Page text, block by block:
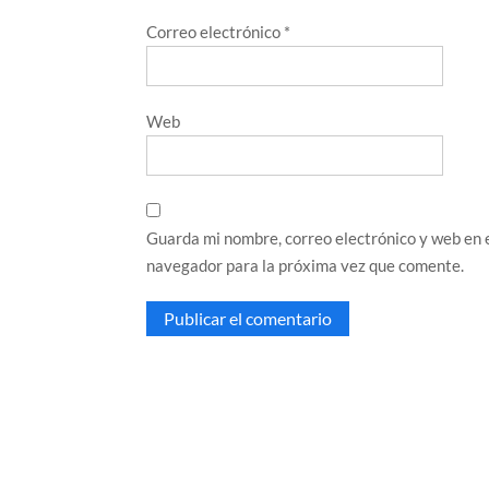
Correo electrónico *
Web
Guarda mi nombre, correo electrónico y web en
navegador para la próxima vez que comente.